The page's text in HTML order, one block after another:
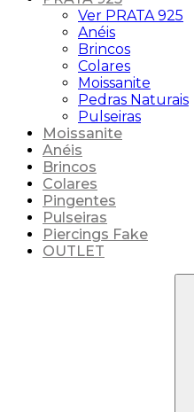
Ver PRATA 925
Anéis
Brincos
Colares
Moissanite
Pedras Naturais
Pulseiras
Moissanite
Anéis
Brincos
Colares
Pingentes
Pulseiras
Piercings Fake
OUTLET